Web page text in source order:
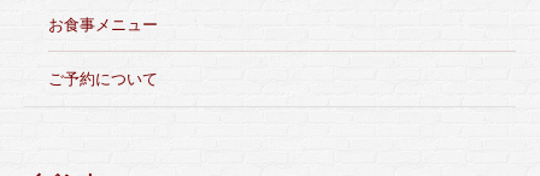
お食事メニュー
ご予約について